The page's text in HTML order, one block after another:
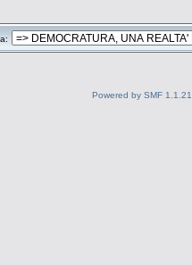
Powered by SMF 1.1.21